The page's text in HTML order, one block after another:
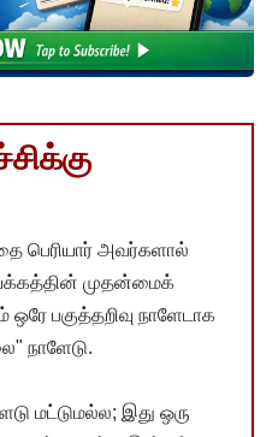
பெரியார் அவர்களால்
முதன்மைக்
ஒரே பகுத்தறிவு நாளேடாக
நாளேடு.
மட்டுமல்ல; இது ஒரு